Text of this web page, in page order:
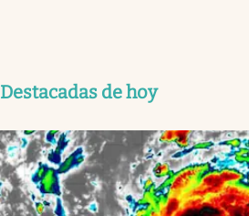
Destacadas de hoy